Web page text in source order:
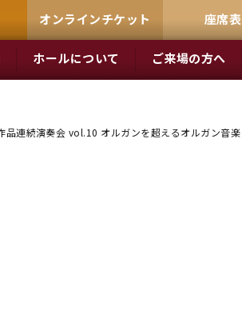
オンラインチケット 座席表
ホールについて ご来場の方へ
品連続演奏会 vol.10 オルガンを超えるオルガン音楽